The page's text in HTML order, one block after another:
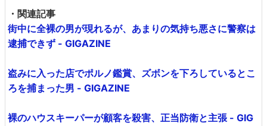
・関連記事
街中に全裸の男が現れるが、あまりの気持ち悪さに警察は
逮捕できず - GIGAZINE
盗みに入った店でポルノ鑑賞、ズボンを下ろしているとこ
ろを捕まった男 - GIGAZINE
裸のハウスキーパーが顧客を殺害、正当防衛と主張 - GIG